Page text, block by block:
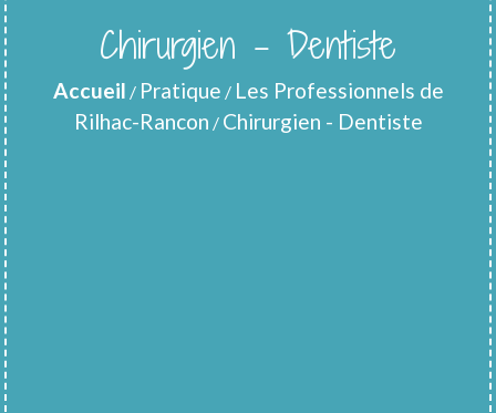
Chirurgien - Dentiste
Accueil / Pratique / Les Professionnels de
Rilhac-Rancon / Chirurgien - Dentiste